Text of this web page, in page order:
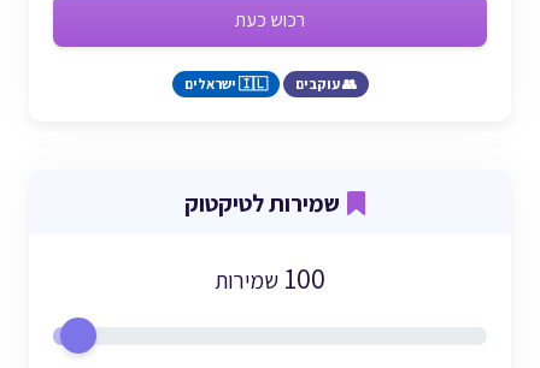
רכוש כעת
👥 עוקבים 🇮🇱 ישראלים
שמירות לטיקטוק
100 שמירות